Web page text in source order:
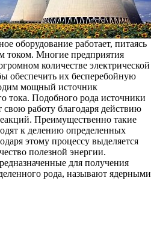
оборудование работает, питаясь
током. Многие предприятия
количестве электрической
обеспечить их бесперебойную
мощный источник
тока. Подобного рода источники
свою работу благодаря действию
Преимущественно такие
к делению определенных
этому процессу выделяется
полезной энергии.
для получения
рода, называют ядерными